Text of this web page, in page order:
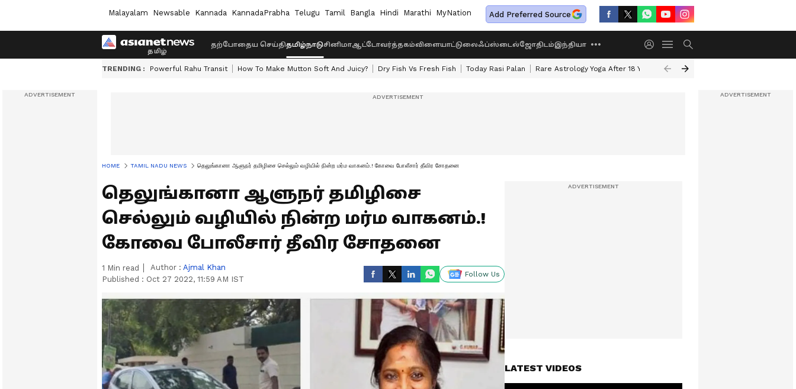
Malayalam Newsable Kannada KannadaPrabha Telugu Tamil Bangla Hindi Marathi MyNation Add Preferred Source
தற்போதைய செய்திதமிழ்நாடுசினிமாஆட்டோவர்த்தகம்விளையாட்டுலைஃப்ஸ்டைல்ஜோதிடம்இந்தியா
TRENDING : Powerful Rahu Transit How To Make Mutton Soft And Juicy? Dry Fish Vs Fresh Fish Today Rasi Palan Rare Astrology Yoga After 18 Years Dwi Pushkar Yoga 2026
HOME TAMIL NADU NEWS தெலுங்கானா ஆளுநர் தமிழிசை செல்லும் வழியில் நின்ற மர்ம வாகனம்.! கோவை போலீசார் தீவிர சோதனை
தெலுங்கானா ஆளுநர் தமிழிசை
செல்லும் வழியில் நின்ற மர்ம வாகனம்.!
கோவை போலீசார் தீவிர சோதனை
1 Min read Author : Ajmal Khan
Published : Oct 27 2022, 11:59 AM IST
Follow Us
LATEST VIDEOS